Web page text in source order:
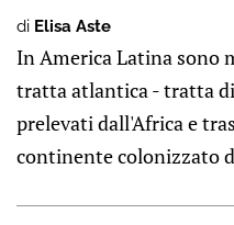
di Elisa Aste
In America Latina sono
tratta atlantica - tratta
prelevati dall'Africa e
continente colonizzato